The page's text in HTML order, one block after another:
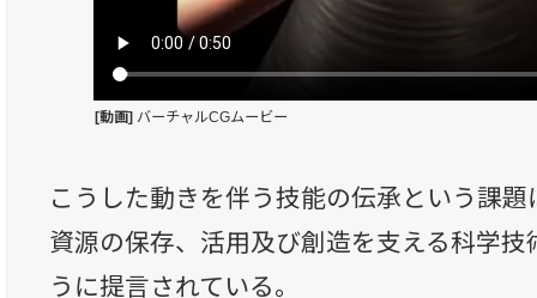
[動画] バーチャルCGムービー
こうした動きを伴う技能の伝承という課題
資源の保存、活用及び創造を支える科学技
うに提言されている。